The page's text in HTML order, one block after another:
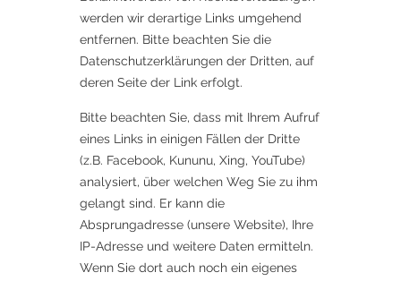
werden wir derartige Links umgehend
entfernen. Bitte beachten Sie die
Datenschutzerklärungen der Dritten, auf
deren Seite der Link erfolgt.
Bitte beachten Sie, dass mit Ihrem Aufruf
eines Links in einigen Fällen der Dritte
(z.B. Facebook, Kununu, Xing, YouTube)
analysiert, über welchen Weg Sie zu ihm
gelangt sind. Er kann die
Absprungadresse (unsere Website), Ihre
IP-Adresse und weitere Daten ermitteln.
Wenn Sie dort auch noch ein eigenes